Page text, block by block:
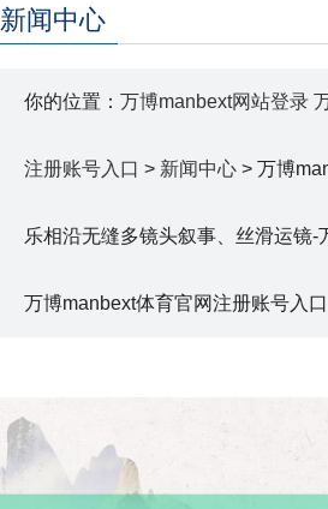
新闻中心
你的位置： 万博manbext网站登录
注册账号入口 > 新闻中心 > 万博
乐相沿无缝多镜头叙事、丝滑运镜-
万博manbext体育官网注册账号入口